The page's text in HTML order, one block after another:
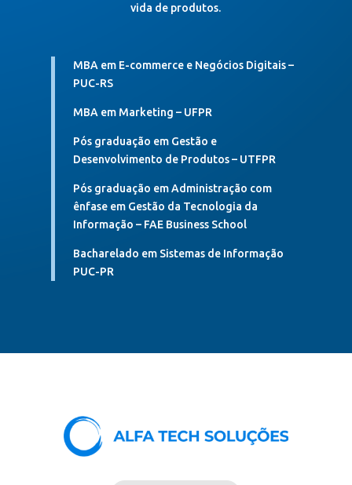
vida de produtos.
MBA em E-commerce e Negócios Digitais –
PUC-RS
MBA em Marketing – UFPR
Pós graduação em Gestão e
Desenvolvimento de Produtos – UTFPR
Pós graduação em Administração com
ênfase em Gestão da Tecnologia da
Informação – FAE Business School
Bacharelado em Sistemas de Informação
PUC-PR